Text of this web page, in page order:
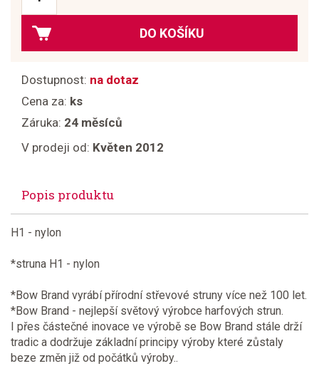
DO KOŠÍKU
Dostupnost: na dotaz
Cena za: ks
Záruka: 24 měsíců
V prodeji od: Květen 2012
Popis produktu
H1 - nylon
*struna H1 - nylon
*Bow Brand vyrábí přírodní střevové struny více než 100 let.
*Bow Brand - nejlepší světový výrobce harfových strun.
I přes částečné inovace ve výrobě se Bow Brand stále drží
tradic a dodržuje základní principy výroby které zůstaly
beze změn již od počátků výroby..